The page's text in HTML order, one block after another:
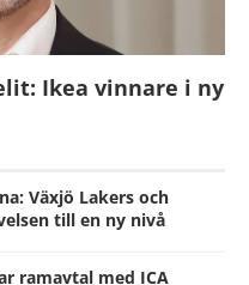
Ikea vinnare i ny
Växjö Lakers och
till en ny nivå
ramavtal med ICA